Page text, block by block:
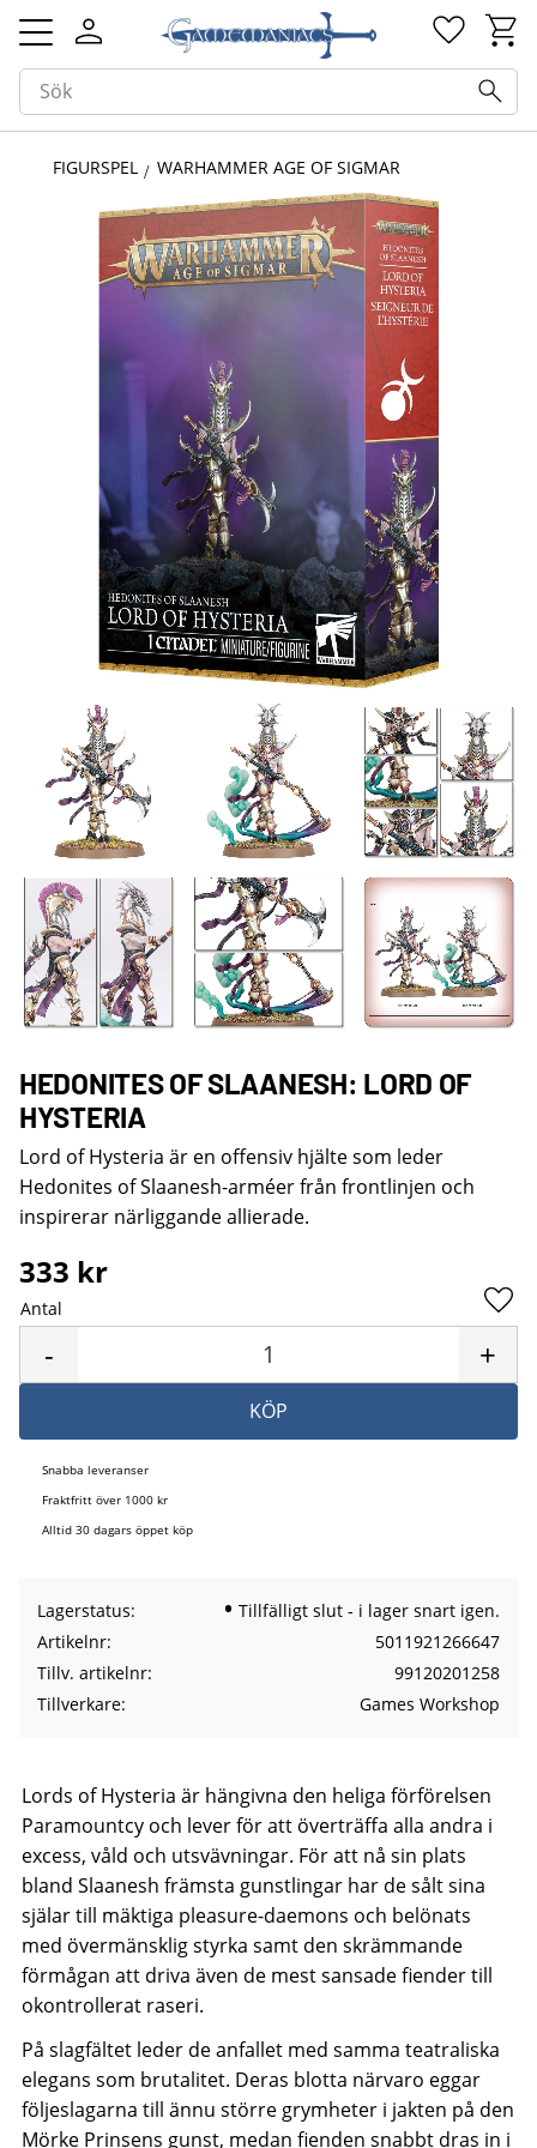
Meny
FIGURSPEL WARHAMMER AGE OF SIGMAR
HEDONITES OF SLAANESH: LORD OF
HYSTERIA
Lord of Hysteria är en offensiv hjälte som leder
Hedonites of Slaanesh-arméer från frontlinjen och
inspirerar närliggande allierade.
333 kr
Antal
+
-
KÖP
Snabba leveranser
Fraktfritt över 1000 kr
Alltid 30 dagars öppet köp
Lagerstatus
Tillfälligt slut - i lager snart igen.
Artikelnr
5011921266647
Tillv. artikelnr
99120201258
Tillverkare
Games Workshop
Lords of Hysteria är hängivna den heliga förförelsen
Paramountcy och lever för att överträffa alla andra i
excess, våld och utsvävningar. För att nå sin plats
bland Slaanesh främsta gunstlingar har de sålt sina
själar till mäktiga pleasure-daemons och belönats
med övermänsklig styrka samt den skrämmande
förmågan att driva även de mest sansade fiender till
okontrollerat raseri.
På slagfältet leder de anfallet med samma teatraliska
elegans som brutalitet. Deras blotta närvaro eggar
följeslagarna till ännu större grymheter i jakten på den
Mörke Prinsens gunst, medan fienden snabbt dras in i